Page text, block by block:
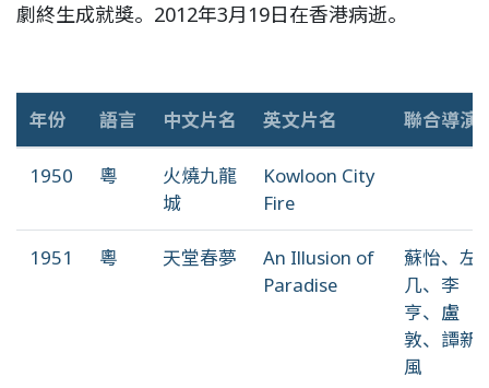
劇終生成就獎。2012年3月19日在香港病逝。
年份 語言 中文片名 英文片名 聯合導演
1950 粵
火燒九龍
城
Kowloon City
Fire
1951 粵 天堂春夢
An Illusion of
Paradise
蘇怡、左
几、李
亨、盧
敦、譚新
風